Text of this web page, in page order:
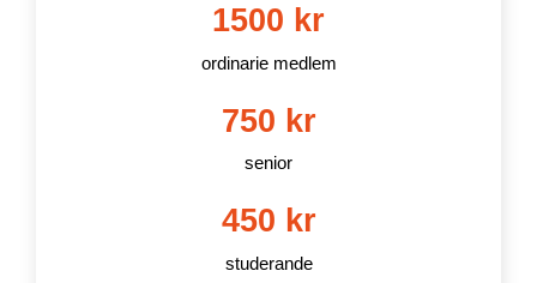
1500 kr
ordinarie medlem
750 kr
senior
450 kr
studerande